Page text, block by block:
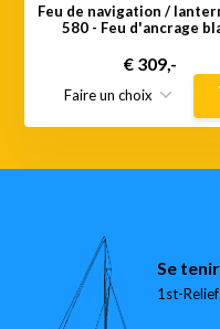
Feu de navigation /
580 - Feu d'ancrage
€ 309,-
Se
1st-